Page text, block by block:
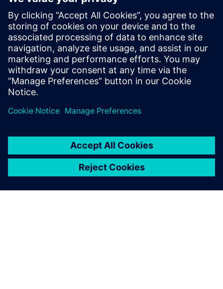
prostředky, které nám
pomohly v podnikání a
inženýrských možnostech.
Daniel Yu, Generální ředitel, CADEX Technology Co.